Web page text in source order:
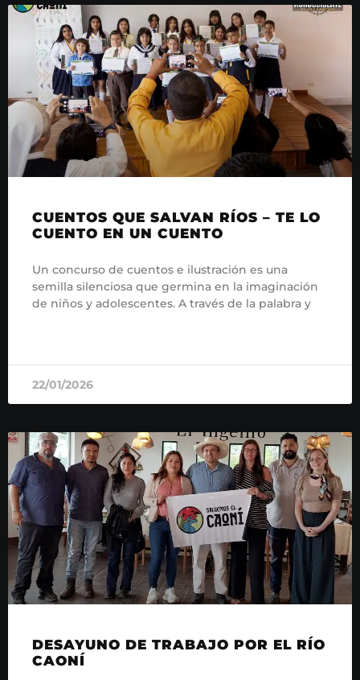
CUENTOS QUE SALVAN RÍOS – TE LO
CUENTO EN UN CUENTO
Un concurso de cuentos e ilustración es una
semilla silenciosa que germina en la imaginación
de niños y adolescentes. A través de la palabra y
22/01/2026
DESAYUNO DE TRABAJO POR EL RÍO
CAONÍ